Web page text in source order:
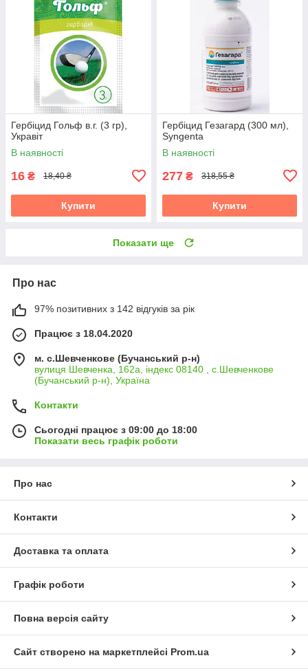
Гербіцид Гольф в.г. (3 гр),
Укравіт
В наявності
16 ₴ 18,40 ₴
Купити
Гербіцид Гезагард (300 мл),
Syngenta
В наявності
277 ₴ 318,55 ₴
Купити
Показати ще
Про нас
97% позитивних з 142 відгуків за рік
Працює з 18.04.2020
м. с.Шевченкове (Бучанський р-н)
вулиця Шевченка, 162а, індекс 08140 , с.Шевченкове
(Бучанський р-н), Україна
Контакти
Сьогодні працює з 09:00 до 18:00
Показати весь графік роботи
Про нас
Контакти
Доставка та оплата
Графік роботи
Повна версія сайту
Сайт створено на маркетплейсі Prom.ua